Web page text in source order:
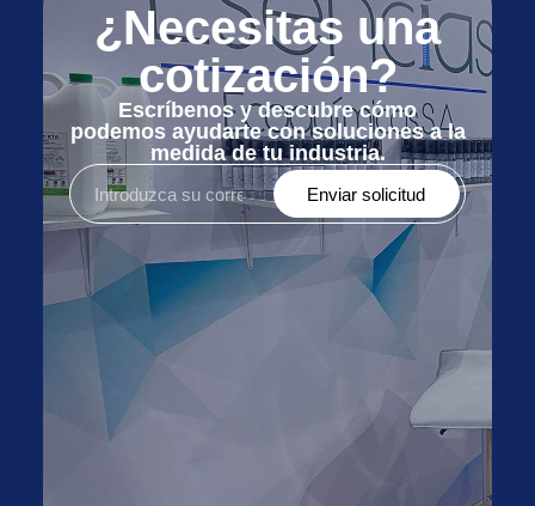
¿Necesitas una
cotización?
Escríbenos y descubre cómo
podemos ayudarte con soluciones a la
medida de tu industria.
Enviar solicitud